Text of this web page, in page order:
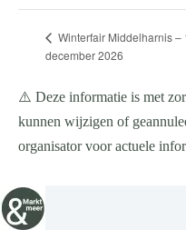
Winterfair Middelharnis –
december 2026
⚠️ Deze informatie is met
kunnen wijzigen of
organisator voor actuele